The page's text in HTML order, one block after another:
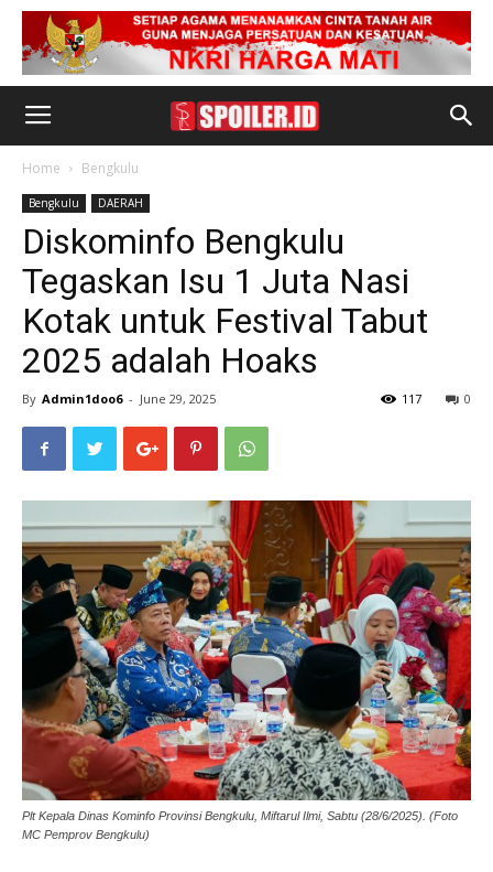
Home Bengkulu
Bengkulu DAERAH
Diskominfo Bengkulu
Tegaskan Isu 1 Juta Nasi
Kotak untuk Festival Tabut
2025 adalah Hoaks
By Admin1doo6 - June 29, 2025 0
117
Plt Kepala Dinas Kominfo Provinsi Bengkulu, Miftarul Ilmi, Sabtu (28/6/2025). (Foto
MC Pemprov Bengkulu)